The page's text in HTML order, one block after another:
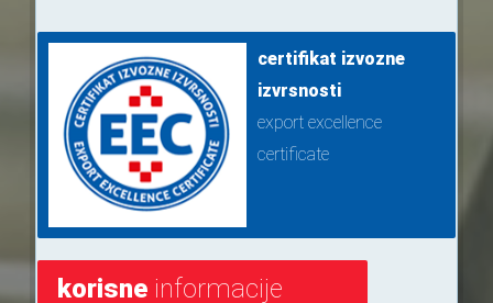
certifikat izvozne
izvrsnosti
export excellence
certificate
korisneinformacije